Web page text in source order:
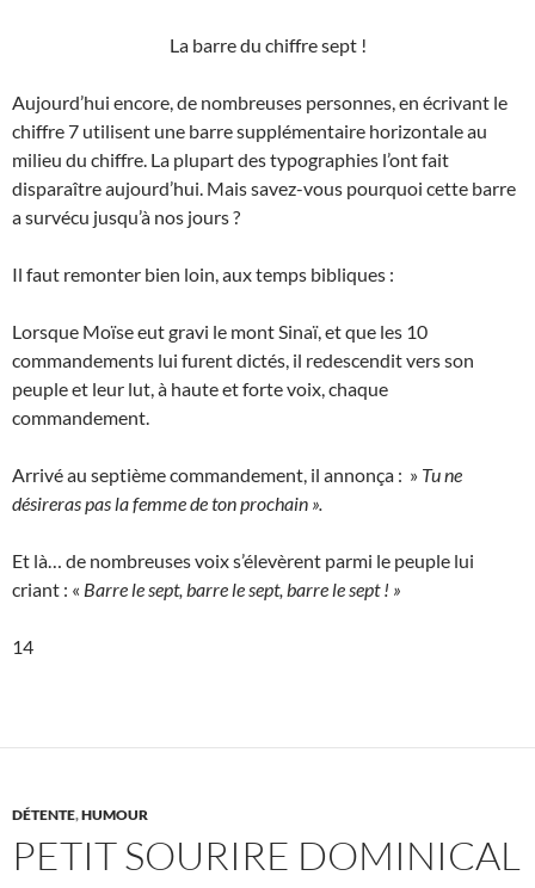
La barre du chiffre sept !
Aujourd’hui encore, de nombreuses personnes, en écrivant le
chiffre 7 utilisent une barre supplémentaire horizontale au
milieu du chiffre. La plupart des typographies l’ont fait
disparaître aujourd’hui. Mais savez-vous pourquoi cette barre
a survécu jusqu’à nos jours ?
Il faut remonter bien loin, aux temps bibliques :
Lorsque Moïse eut gravi le mont Sinaï, et que les 10
commandements lui furent dictés, il redescendit vers son
peuple et leur lut, à haute et forte voix, chaque
commandement.
Arrivé au septième commandement, il annonça : » Tu ne
désireras pas la femme de ton prochain ».
Et là… de nombreuses voix s’élevèrent parmi le peuple lui
criant : « Barre le sept, barre le sept, barre le sept ! »
14
DÉTENTE,HUMOUR
PETIT SOURIRE DOMINICAL